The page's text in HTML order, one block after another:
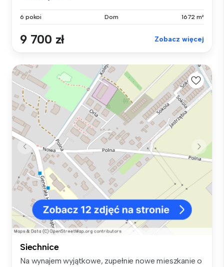
6 pokoi Dom 1672 m²
9 700 zł Zobacz więcej
Siechnice
Na wynajem wyjątkowe, zupełnie nowe mieszkanie o